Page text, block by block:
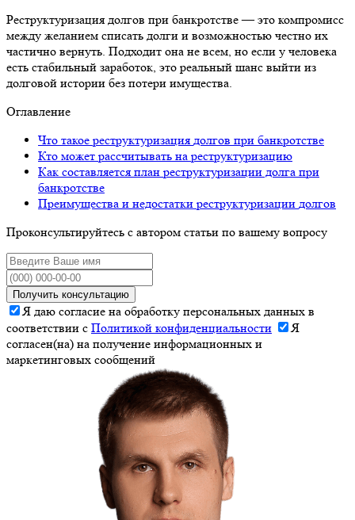
Реструктуризация долгов при банкротстве — это компромисс
между желанием списать долги и возможностью честно их
частично вернуть. Подходит она не всем, но если у человека
есть стабильный заработок, это реальный шанс выйти из
долговой истории без потери имущества.
Оглавление
Что такое реструктуризация долгов при банкротстве
Кто может рассчитывать на реструктуризацию
Как составляется план реструктуризации долга при
банкротстве
Преимущества и недостатки реструктуризации долгов
Проконсультируйтесь с автором статьи по вашему вопросу
Получить консультацию
Я даю согласие на обработку персональных данных в
соответствии с Политикой конфиденциальности
Я
согласен(на) на получение информационных и
маркетинговых сообщений